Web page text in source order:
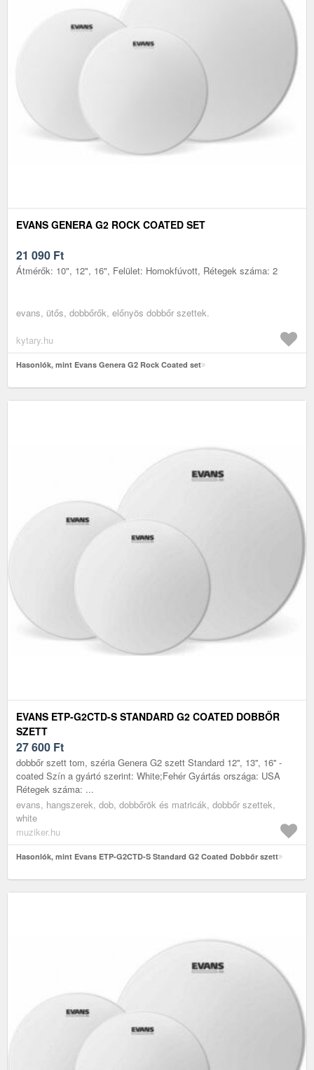
EVANS GENERA G2 ROCK COATED SET
21 090 Ft
Átmérők: 10", 12", 16", Felület: Homokfúvott, Rétegek száma: 2
evans, ütős, dobbőrők, előnyös dobbőr szettek.
kytary.hu
Hasonlók, mint Evans Genera G2 Rock Coated set
EVANS ETP-G2CTD-S STANDARD G2 COATED DOBBŐR
SZETT
27 600 Ft
dobbőr szett tom, széria Genera G2 szett Standard 12'', 13'', 16'' -
coated Szín a gyártó szerint: White;Fehér Gyártás országa: USA
Rétegek száma: ...
evans, hangszerek, dob, dobbőrök és matricák, dobbőr szettek,
white
muziker.hu
Hasonlók, mint Evans ETP-G2CTD-S Standard G2 Coated Dobbőr szett